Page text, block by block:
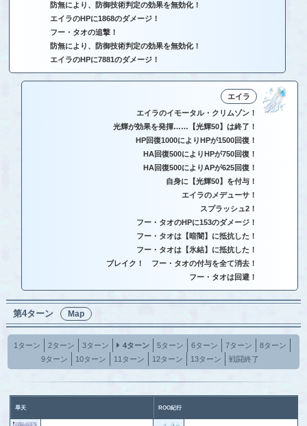
防無により、防御技術判定の効果を無効化！
エイラのHPに1868のダメージ！
フー・タオの追撃！
防無により、防御技術判定の効果を無効化！
エイラのHPに7881のダメージ！
エイラ
エイラのイモータル・クリムゾン！
光輝が効果を発揮……【光輝50】は終了！
HP回復1000によりHPが1500回復！
HA回復500によりHPが750回復！
HA回復500によりAPが625回復！
自身に【光輝50】を付与！
エイラのメデューサ！
スプラッシュ2！
フー・タオのHPに153のダメージ！
フー・タオは【暗闇】に抵抗した！
フー・タオは【氷結】に抵抗した！
ブレイク！ フー・タオの付与を全て消去！
フー・タオは回避！
第4ターン Map
1ターン 2ターン 3ターン 4ターン 5ターン 6ターン 7ターン
8ターン
9ターン
10ターン 11ターン 12ターン 13ターン 戦闘終了
旱天 ROO紀行